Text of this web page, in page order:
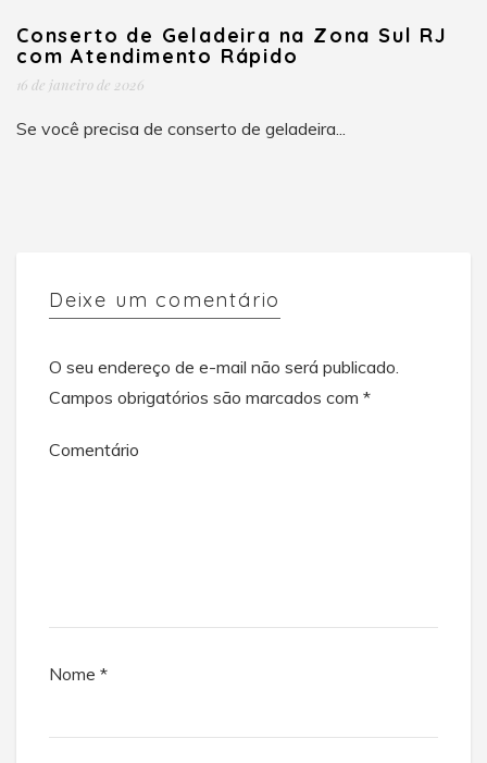
Conserto de Geladeira na Zona Sul RJ
com Atendimento Rápido
16 de janeiro de 2026
Se você precisa de conserto de geladeira...
Deixe um comentário
O seu endereço de e-mail não será publicado.
Campos obrigatórios são marcados com *
Comentário
Nome *